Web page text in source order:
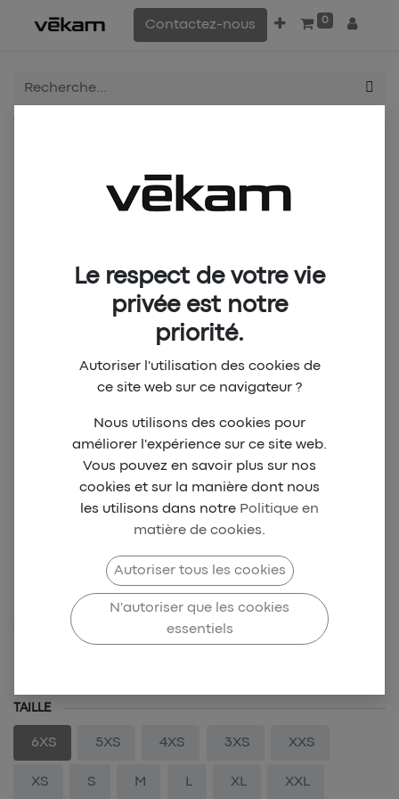
0
Contactez-nous
CSSD Game Kit
Collector
SKU-SDFC-0011
TAILLE
6XS 5XS 4XS 3XS XXS
XS S M L XL XXL
Le respect de votre vie
privée est notre
priorité.
Autoriser l'utilisation des cookies de
ce site web sur ce navigateur ?
Nous utilisons des cookies pour
améliorer l'expérience sur ce site web.
Vous pouvez en savoir plus sur nos
cookies et sur la manière dont nous
les utilisons dans notre Politique en
matière de cookies
Autoriser tous les cookies
N'autoriser que les cookies
essentiels